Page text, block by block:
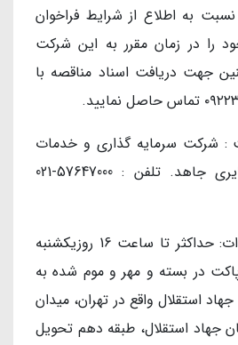
نسبت به اطلاع از شرایط فراخوان
را در زمان مقرر به این شرکت
جهت دریافت اسناد مناقصه با
: شرکت سرمایه گذاری و خدمات
صنایع روستایی عشایری جاهد. تلفن : 57647000-021
۲- زمان ارائه پیشنهادات: حداکثر تا ساعت 16 روزیکشنبه
۱۴٠۵/٠۲/۱۵ در پاکت در بسته و مهر و موم شده به
استقلال واقع در تهران، میدان
جهاد استقلال، طبقه دهم تحویل